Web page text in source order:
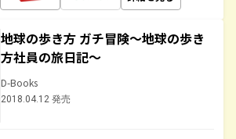
地球の歩き方 ガチ冒険～地球の歩き
方社員の旅日記～
D-Books
2018.04.12 発売